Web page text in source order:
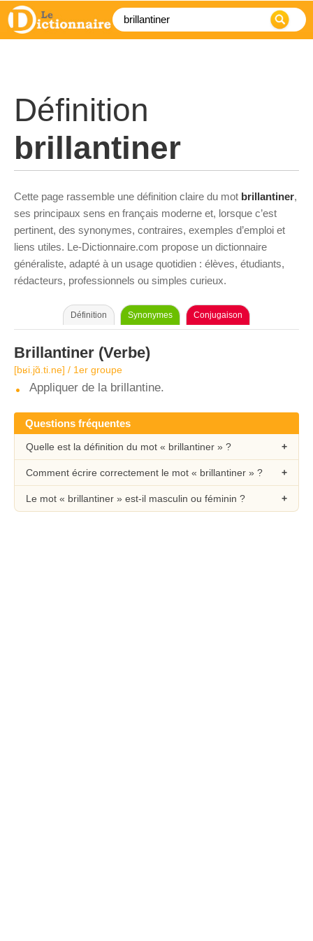
Définition
brillantiner
Cette page rassemble une définition claire du mot brillantiner,
ses principaux sens en français moderne et, lorsque c’est
pertinent, des synonymes, contraires, exemples d’emploi et
liens utiles. Le-Dictionnaire.com propose un dictionnaire
généraliste, adapté à un usage quotidien : élèves, étudiants,
rédacteurs, professionnels ou simples curieux.
Définition Synonymes Conjugaison
Brillantiner (Verbe)
[bʁi.jɑ̃.ti.ne] / 1er groupe
Appliquer de la brillantine.
Questions fréquentes
Quelle est la définition du mot « brillantiner » ?
Comment écrire correctement le mot « brillantiner » ?
Le mot « brillantiner » est-il masculin ou féminin ?